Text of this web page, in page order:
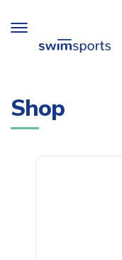
Toggle
navigation
Shop